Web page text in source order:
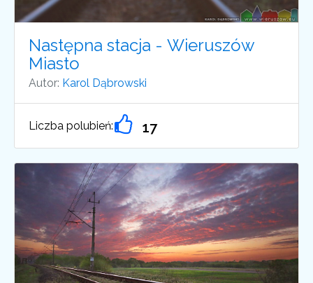
Następna stacja - Wieruszów
Miasto
Autor: Karol Dąbrowski
Liczba polubień: 17